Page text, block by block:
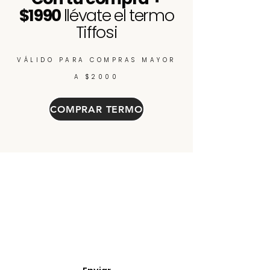
$1990llévate el termo
Tiffosi
VÁLIDO PARA COMPRAS MAYOR
A $2000
COMPRAR TERMO